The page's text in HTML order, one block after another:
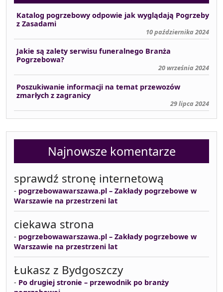
Katalog pogrzebowy odpowie jak wyglądają Pogrzeby
z Zasadami
10 października 2024
Jakie są zalety serwisu funeralnego Branża
Pogrzebowa?
20 września 2024
Poszukiwanie informacji na temat przewozów
zmarłych z zagranicy
29 lipca 2024
Najnowsze komentarze
sprawdź stronę internetową
- pogrzebowawarszawa.pl – Zakłady pogrzebowe w
Warszawie na przestrzeni lat
ciekawa strona
- pogrzebowawarszawa.pl – Zakłady pogrzebowe w
Warszawie na przestrzeni lat
Łukasz z Bydgoszczy
- Po drugiej stronie – przewodnik po branży